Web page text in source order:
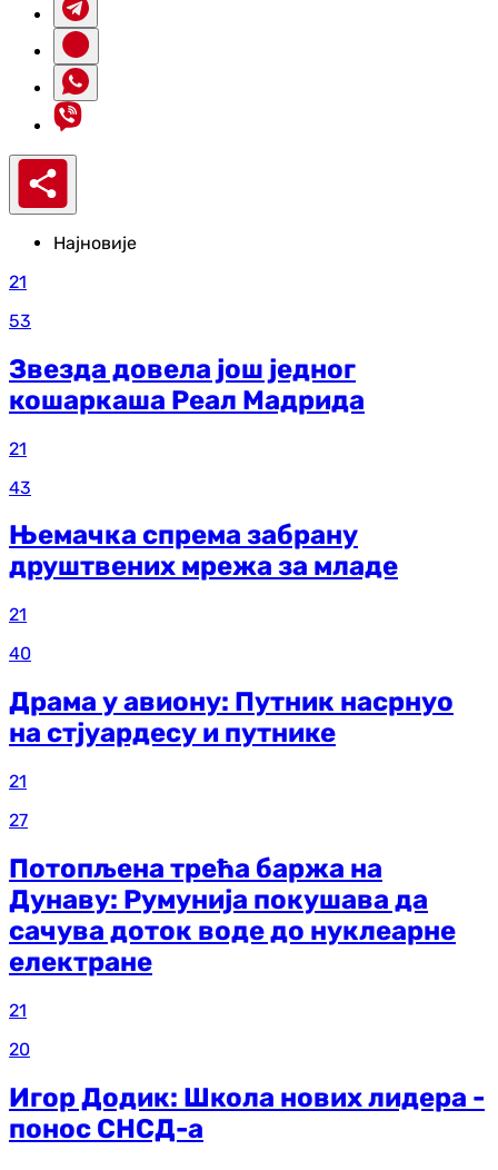
Најновије
21
53
Звезда довела још једног
кошаркаша Реал Мадрида
21
43
Њемачка спрема забрану
друштвених мрежа за младе
21
40
Драма у авиону: Путник насрнуо
на стјуардесу и путнике
21
27
Потопљена трећа баржа на
Дунаву: Румунија покушава да
сачува доток воде до нуклеарне
електране
21
20
Игор Додик: Школа нових лидера -
понос СНСД-а